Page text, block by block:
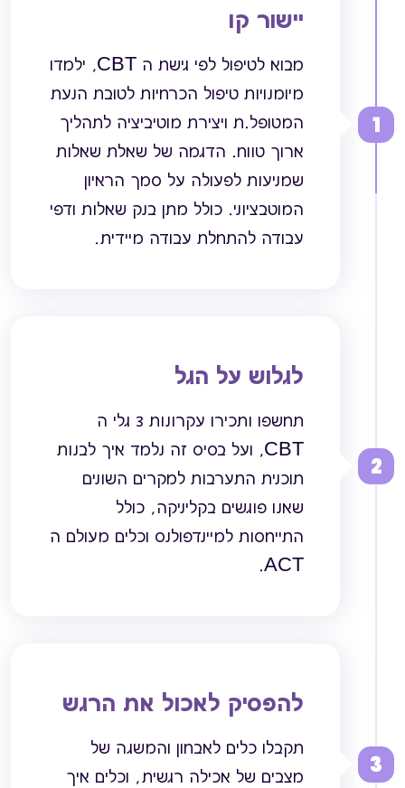
יישור קו
מבוא לטיפול לפי גישת ה CBT, ילמדו
מיומנויות טיפול הכרחיות לטובת הנעת
המטופל.ת ויצירת מוטיביציה לתהליך
ארוך טווח. הדגמה של שאלת שאלות
שמניעות לפעולה על סמך הראיון
המוטבציוני. כולל מתן בנק שאלות ודפי
עבודה להתחלת עבודה מיידית.
1
לגלוש על הגל
תחשפו ותכירו עקרונות 3 גלי ה
CBT, ועל בסיס זה נלמד איך לבנות
תוכנית התערבות למקרים השונים
שאנו פוגשים בקליניקה, כולל
התייחסות למיינדפולנס וכלים מעולם ה
ACT.
2
להפסיק לאכול את הרגש
תקבלו כלים לאבחון והמשגה של
מצבים של אכילה רגשית, וכלים איך
3